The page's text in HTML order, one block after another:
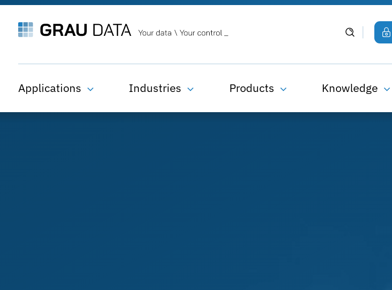
Applications Industries Products Knowledge